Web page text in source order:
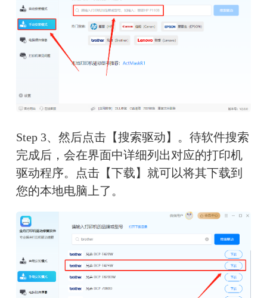
Step 3、然后点击【搜索驱动】。待软件搜索
完成后，会在界面中详细列出对应的打印机
驱动程序。点击【下载】就可以将其下载到
您的本地电脑上了。